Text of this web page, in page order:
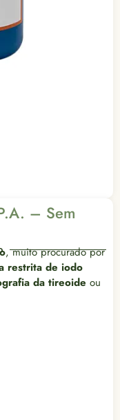
– Sem
, muito procurado por
restrita de iodo
da tireoide ou